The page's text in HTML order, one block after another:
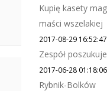
Kupię kasety
maści wszelakiej
2017-08-29 16:52:47
Zespół poszukuje
2017-06-28 01:18:06
Rybnik-Bolków